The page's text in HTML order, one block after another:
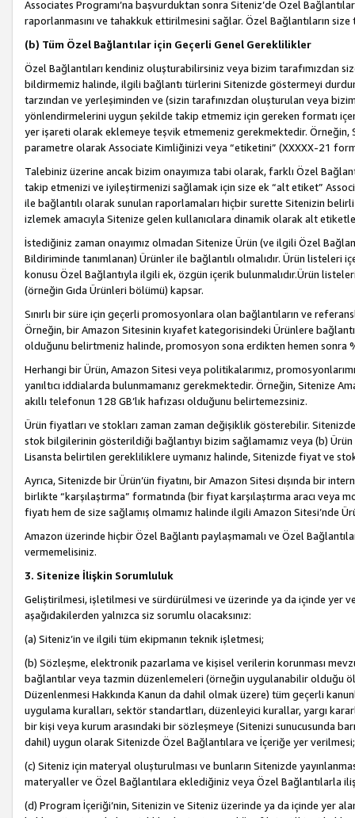
Associates Programı’na başvurduktan sonra Siteniz’de Özel
raporlanmasını ve tahakkuk ettirilmesini sağlar. Özel Bağlantıların
(b) Tüm Özel Bağlantılar için Geçerli Genel Gereklilikler
Özel Bağlantıları kendiniz oluşturabilirsiniz veya bizim tarafımızdan
bildirmemiz halinde, ilgili bağlantı türlerini Sitenizde göstermeyi
tarzından ve yerleşiminden ve (sizin tarafınızdan oluşturulan veya
yönlendirmelerini uygun şekilde takip etmemiz için gereken formatı
yer işareti olarak eklemeye teşvik etmemeniz gerekmektedir. Örneğin,
parametre olarak Associate Kimliğinizi veya “etiketini” (XXXXX-21
Talebiniz üzerine ancak bizim onayımıza tabi olarak, farklı Özel
takip etmenizi ve iyileştirmenizi sağlamak için size ek “alt etiket”
ile bağlantılı olarak sunulan raporlamaları hiçbir surette Sitenizin belirli
izlemek amacıyla Sitenize gelen kullanıcılara dinamik olarak alt
İstediğiniz zaman onayımız olmadan Sitenize Ürün (ve ilgili Özel
Bildiriminde tanımlanan) Ürünler ile bağlantılı olmalıdır. Ürün listeleri
konusu Özel Bağlantıyla ilgili ek, özgün içerik bulunmalıdır.Ürün
(örneğin Gıda Ürünleri bölümü) kapsar.
Sınırlı bir süre için geçerli promosyonlara olan bağlantıların ve
Örneğin, bir Amazon Sitesinin kıyafet kategorisindeki Ürünlere
olduğunu belirtmeniz halinde, promosyon sona erdikten hemen sonra
Herhangi bir Ürün, Amazon Sitesi veya politikalarımız,
yanıltıcı iddialarda bulunmamanız gerekmektedir. Örneğin, Sitenize
akıllı telefonun 128 GB’lık hafızası olduğunu belirtemezsiniz.
Ürün fiyatları ve stokları zaman zaman değişiklik gösterebilir.
stok bilgilerinin gösterildiği bağlantıyı bizim sağlamamız veya (b)
Lisansta belirtilen gerekliliklere uymanız halinde, Sitenizde fiyat ve
Ayrıca, Sitenizde bir Ürün’ün fiyatını, bir Amazon Sitesi dışında bir
birlikte “karşılaştırma” formatında (bir fiyat karşılaştırma aracı veya
fiyatı hem de size sağlamış olmamız halinde ilgili Amazon Sitesi’nde
Amazon üzerinde hiçbir Özel Bağlantı paylaşmamalı ve Özel
vermemelisiniz.
3. Sitenize İlişkin Sorumluluk
Geliştirilmesi, işletilmesi ve sürdürülmesi ve üzerinde ya da içinde yer
aşağıdakilerden yalnızca siz sorumlu olacaksınız:
(a) Siteniz’in ve ilgili tüm ekipmanın teknik işletmesi;
(b) Sözleşme, elektronik pazarlama ve kişisel verilerin korunması
bağlantılar veya tazmin düzenlemeleri (örneğin uygulanabilir olduğu
Düzenlenmesi Hakkında Kanun da dahil olmak üzere) tüm geçerli
uygulama kuralları, sektör standartları, düzenleyici kurallar, yargı
bir kişi veya kurum arasındaki bir sözleşmeye (Sitenizi sunucusunda
dahil) uygun olarak Sitenizde Özel Bağlantılara ve İçeriğe yer verilmesi;
(c) Siteniz için materyal oluşturulması ve bunların Sitenizde
materyaller ve Özel Bağlantılara eklediğiniz veya Özel Bağlantılarla
(d) Program İçeriği’nin, Sitenizin ve Siteniz üzerinde ya da içinde yer